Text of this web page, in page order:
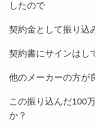
したので
契約金として振り込
契約書にサインはし
他のメーカーの方が
この振り込んだ100
か？